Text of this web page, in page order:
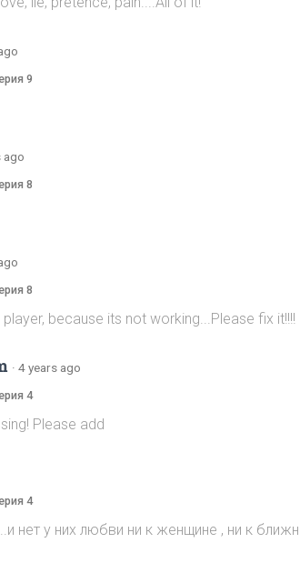
9
ago
8
8
because its not working...Please fix it!!!!
· 4 years ago
4
Please add
4
нет у них любви ни к женщине , ни к